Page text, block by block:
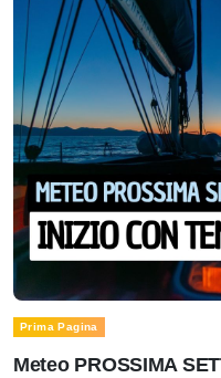
Prima Pagina
Meteo PROSSIMA